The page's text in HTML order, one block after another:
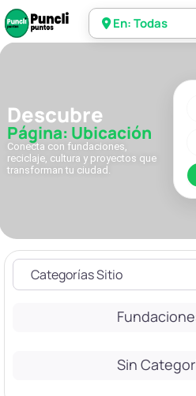
En: Todas
Descubre
Página: Ubicación
Conecta con fundaciones,
reciclaje, cultura y proyectos que
transforman tu ciudad.
Sin